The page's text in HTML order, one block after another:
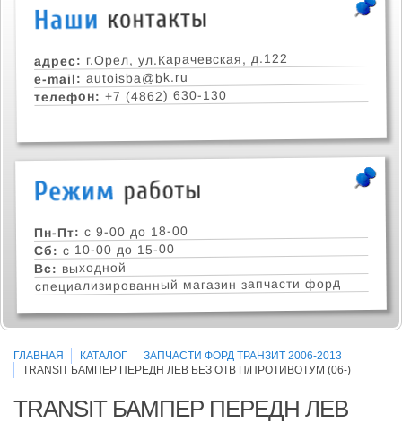
адрес: г.Орел, ул.Карачевская, д.122
e-mail: autoisba@bk.ru
телефон: +7 (4862) 630-130
Пн-Пт: с 9-00 до 18-00
Сб: с 10-00 до 15-00
Вс: выходной
специализированный магазин запчасти форд
ГЛАВНАЯ КАТАЛОГ
ЗАПЧАСТИ ФОРД ТРАНЗИТ 2006-2013
TRANSIT БАМПЕР ПЕРЕДН ЛЕВ БЕЗ ОТВ П/ПРОТИВОТУМ (06-)
TRANSIT БАМПЕР ПЕРЕДН ЛЕВ